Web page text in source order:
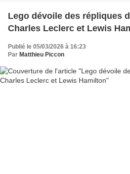
Lego dévoile des répliques
Charles Leclerc et Lewis
Publié le 05/03/2026 à 16:23
Par Matthieu Piccon